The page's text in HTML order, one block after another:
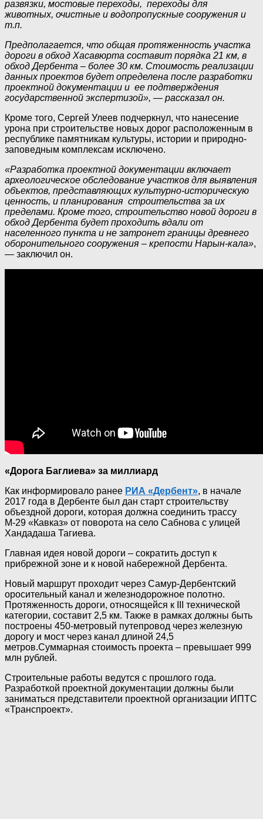
развязки, мостовые переходы, переходы для
животных, очистные и водопропускные сооружения и
т.п.
Предполагается, что общая протяженность участка
дороги в обход Хасавюрта составит порядка 21 км, в
обход Дербента – более 30 км. Стоимость реализации
данных проектов будет определена после разработки
проектной документации и ее подтверждения
государственной экспертизой», — рассказал он.
Кроме того, Сергей Улеев подчеркнул, что нанесение
урона при строительстве новых дорог расположенным в
республике памятникам культуры, истории и природно-
заповедным комплексам исключено.
«Разработка проектной документации включает
археологическое обследование участков для выявления
объектов, представляющих культурно-историческую
ценность, и планирования строительства за их
пределами. Кроме того, строительство новой дороги в
обход Дербента будет проходить вдали от
населенного пункта и не затронет границы древнего
оборонительного сооружения – крепости Нарын-кала»,
— заключил он.
«Дорога Баглиева» за миллиард
Как информировало ранее РИА «Дербент», в начале
2017 года в Дербенте был дан старт строительству
объездной дороги, которая должна соединить трассу
М-29 «Кавказ» от поворота на село Сабнова с улицей
Хандадаша Тагиева.
Главная идея новой дороги – сократить доступ к
прибрежной зоне и к новой набережной Дербента.
Новый маршрут проходит через Самур-Дербентский
оросительный канал и железнодорожное полотно.
Протяженность дороги, относящейся к III технической
категории, составит 2,5 км. Также в рамках должны быть
построены 450-метровый путепровод через железную
дорогу и мост через канал длиной 24,5
метров.Суммарная стоимость проекта – превышает 999
млн рублей.
Строительные работы ведутся с прошлого года.
Разработкой проектной документации должны были
заниматься представители проектной организации ИПТС
«Транспроект».